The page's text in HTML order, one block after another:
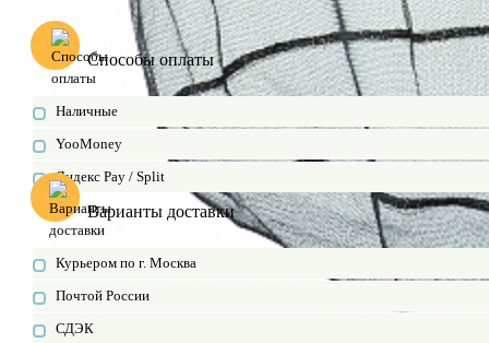
Способы оплаты
Наличные
YooMoney
Яндекс Pay / Split
Варианты доставки
Курьером по г. Москва
Почтой России
СДЭК